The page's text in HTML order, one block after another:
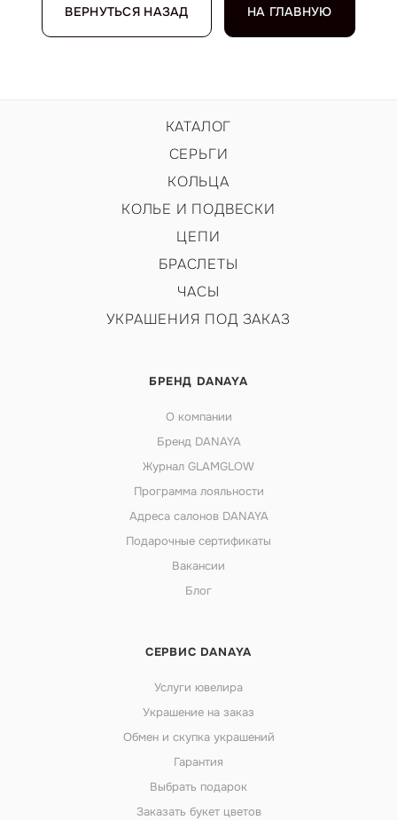
ВЕРНУТЬСЯ НАЗАД НА ГЛАВНУЮ
КАТАЛОГ
СЕРЬГИ
КОЛЬЦА
КОЛЬЕ И ПОДВЕСКИ
ЦЕПИ
БРАСЛЕТЫ
ЧАСЫ
УКРАШЕНИЯ ПОД ЗАКАЗ
БРЕНД DANAYA
О компании
Бренд DANAYA
Журнал GLAMGLOW
Программа лояльности
Адреса салонов DANAYA
Подарочные сертификаты
Вакансии
Блог
СЕРВИС DANAYA
Услуги ювелира
Украшение на заказ
Обмен и скупка украшений
Гарантия
Выбрать подарок
Заказать букет цветов